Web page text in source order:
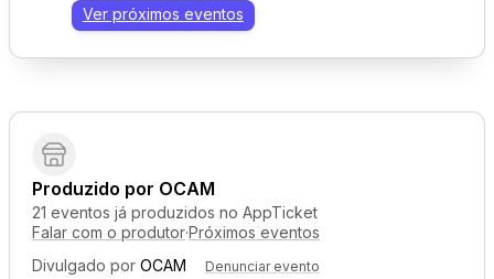
Produzido por OCAM
21 eventos já produzidos no AppTicket
Falar com o produtor·Próximos eventos
Divulgado por OCAM Denunciar evento
Ver próximos eventos